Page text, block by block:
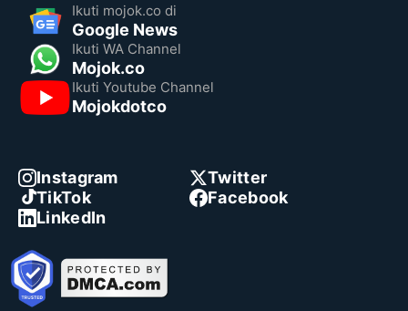
Ikuti mojok.co di
Google News
Ikuti WA Channel
Mojok.co
Ikuti Youtube Channel
Mojokdotco
Instagram
Twitter
TikTok
Facebook
LinkedIn